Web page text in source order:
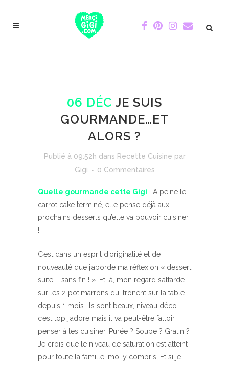
06 DÉC JE SUIS
GOURMANDE…ET
ALORS ?
Publié à 09:52h dans Recette Cuisine par
Gigi
0 Commentaires
Quelle gourmande cette Gigi ! A peine le
carrot cake terminé, elle pense déjà aux
prochains desserts qu’elle va pouvoir cuisiner
!
C’est dans un esprit d’originalité et de
nouveauté que j’aborde ma réflexion « dessert
suite – sans fin ! ». Et là, mon regard s’attarde
sur les 2 potimarrons qui trônent sur la table
depuis 1 mois. Ils sont beaux, niveau déco
c’est top j’adore mais il va peut-être falloir
penser à les cuisiner. Purée ? Soupe ? Gratin ?
Je crois que le niveau de saturation est atteint
pour toute la famille, moi y compris. Et si je